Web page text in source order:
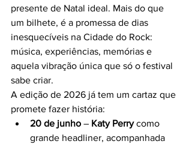
presente de Natal ideal. Mais do que
um bilhete, é a promessa de dias
inesquecíveis na Cidade do Rock:
música, experiências, memórias e
aquela vibração única que só o festival
sabe criar.
A edição de 2026 já tem um cartaz que
promete fazer história:
20 de junho – Katy Perry como
grande headliner, acompanhada